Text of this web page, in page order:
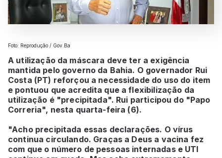
Foto: Reprodução / Gov.Ba
A utilização da máscara deve ter a exigência
mantida pelo governo da Bahia. O governador Rui
Costa (PT) reforçou a necessidade do uso do item
e pontuou que acredita que a flexibilização da
utilização é "precipitada". Rui participou do "Papo
Correria", nesta quarta-feira (6).
"Acho precipitada essas declarações. O vírus
continua circulando. Graças a Deus a vacina fez
com que o número de pessoas internadas e UTI